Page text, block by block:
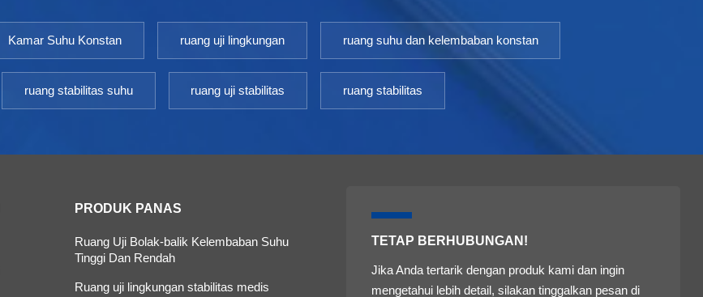
Kamar Suhu Konstan ruang uji lingkungan ruang suhu dan kelembaban konstan
ruang stabilitas suhu ruang uji stabilitas ruang stabilitas
PRODUK PANAS
Ruang Uji Bolak-balik Kelembaban Suhu
Tinggi Dan Rendah
Ruang uji lingkungan stabilitas medis
TETAP BERHUBUNGAN!
Jika Anda tertarik dengan produk kami dan ingin
mengetahui lebih detail, silakan tinggalkan pesan di